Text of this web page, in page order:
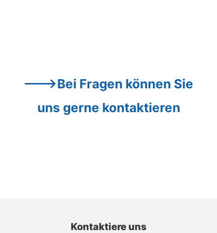
--->Bei Fragen können Sie
uns gerne kontaktieren
Kontaktiere uns